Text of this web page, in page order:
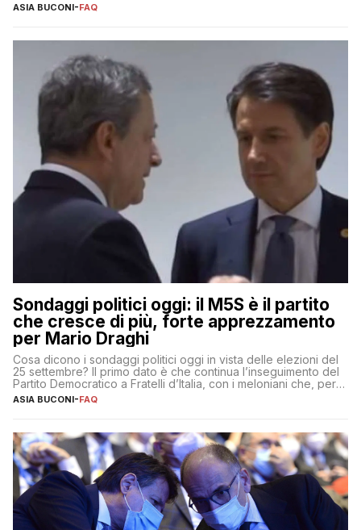
ASIA BUCONI-FAQ
Sondaggi politici oggi: il M5S è il partito
che cresce di più, forte apprezzamento
per Mario Draghi
Cosa dicono i sondaggi politici oggi in vista delle elezioni del
25 settembre? Il primo dato è che continua l’inseguimento del
Partito Democratico a Fratelli d’Italia, con i meloniani che, però,
sembrano accumulare sempre più distacco affermandosi come
primo partito con il 24% (+0,7% rispetto a fine luglio), un
ASIA BUCONI-FAQ